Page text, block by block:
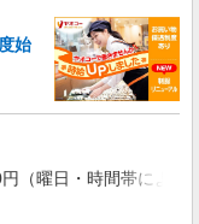
始
（曜日・時間帯によ